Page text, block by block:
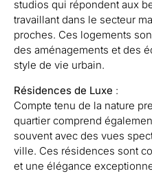
studios qui répondent aux
travaillant dans le secteur
proches. Ces logements
des aménagements et des
style de vie urbain.
Résidences de Luxe :
Compte tenu de la nature
quartier comprend
souvent avec des vues
ville. Ces résidences sont
et une élégance